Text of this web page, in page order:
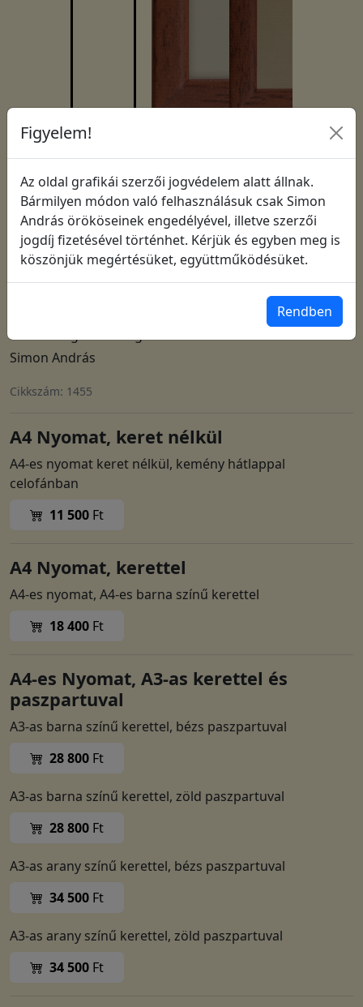
Lendülj át régi éned korlátain,
s a Lélek által megújulva válj jellé!
Szeress, hogy élj,
élj, hogy szerethessenek!
_______________________
Mindig újra kezdheted!
Kilépve régi önmagadból
s felnősz igazi önmagadhoz.
Simon András
Cikkszám: 1455
A4 Nyomat, keret nélkül
A4-es nyomat keret nélkül, kemény hátlappal
celofánban
11 500 Ft
A4 Nyomat, kerettel
A4-es nyomat, A4-es barna színű kerettel
18 400 Ft
A4-es Nyomat, A3-as kerettel és
paszpartuval
A3-as barna színű kerettel, bézs paszpartuval
28 800 Ft
A3-as barna színű kerettel, zöld paszpartuval
28 800 Ft
A3-as arany színű kerettel, bézs paszpartuval
34 500 Ft
A3-as arany színű kerettel, zöld paszpartuval
34 500 Ft
Figyelem!
Az oldal grafikái szerzői jogvédelem alatt állnak.
Bármilyen módon való felhasználásuk csak Simon
András örököseinek engedélyével, illetve szerzői
jogdíj fizetésével történhet. Kérjük és egyben meg is
köszönjük megértésüket, együttműködésüket.
Rendben